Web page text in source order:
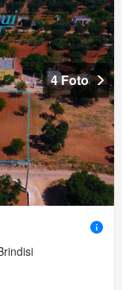
4 Foto